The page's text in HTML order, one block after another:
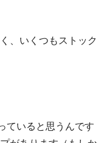
、いくつもストック
ていると思うんです